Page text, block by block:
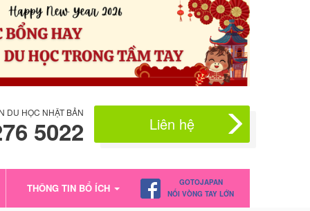
DU HỌC NHẬT BẢN
5022 Liên hệ
THÔNG TIN BỔ ÍCH
GOTOJAPAN
NỐI VÒNG TAY LỚN